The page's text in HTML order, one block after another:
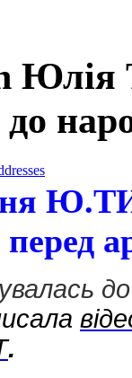
Юлія
до
перед
.